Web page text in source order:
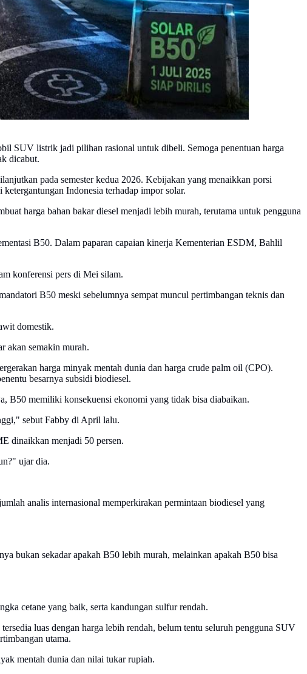
SUV listrik jadi pilihan rasional untuk dibeli. Semoga penentuan harga
dicabut.
pada semester kedua 2026. Kebijakan yang menaikkan porsi
Indonesia terhadap impor solar.
harga bahan bakar diesel menjadi lebih murah, terutama untuk pengguna
B50. Dalam paparan capaian kinerja Kementerian ESDM, Bahlil
konferensi pers di Mei silam.
B50 meski sebelumnya sempat muncul pertimbangan teknis dan
domestik.
akan semakin murah.
harga minyak mentah dunia dan harga crude palm oil (CPO).
besarnya subsidi biodiesel.
B50 memiliki konsekuensi ekonomi yang tidak bisa diabaikan.
sebut Fabby di April lalu.
dinaikkan menjadi 50 persen.
ujar dia.
analis internasional memperkirakan permintaan biodiesel yang
bukan sekadar apakah B50 lebih murah, melainkan apakah B50 bisa
cetane yang baik, serta kandungan sulfur rendah.
luas dengan harga lebih rendah, belum tentu seluruh pengguna SUV
utama.
mentah dunia dan nilai tukar rupiah.